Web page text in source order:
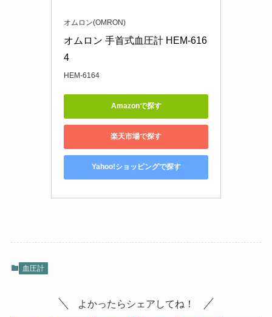
オムロン(OMRON)
オムロン 手首式血圧計 HEM-616
4
HEM-6164
Amazonで探す
楽天市場で探す
Yahoo!ショッピングで探す
血圧計
よかったらシェアしてね！